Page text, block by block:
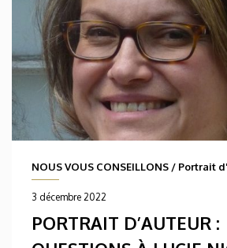
NOUS VOUS CONSEILLONS / Portrait
3 décembre 2022
PORTRAIT D’AUTEUR :